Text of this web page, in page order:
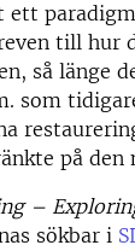
ett
till hur
så länge
som
på
–
sökbar i